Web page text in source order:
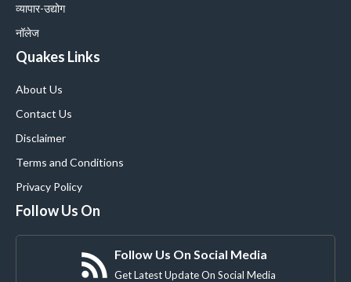
व्यापार-उद्योग
नॉलेज
Quakes Links
About Us
Contact Us
Disclaimer
Terms and Conditions
Privacy Policy
Follow Us On
Follow Us On Social Media
Get Latest Update On Social Media